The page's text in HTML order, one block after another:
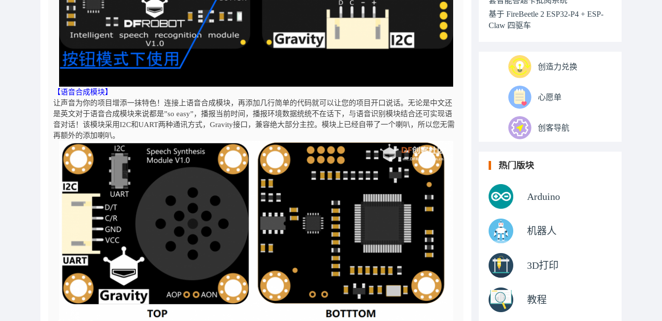
【语音合成模块】
让声音为你的项目增添一抹特色！连接上语音合成模块，再添加几行简单的代码就可以让您的项目开口说话。无论是中文还
是英文对于语音合成模块来说都是”so easy”，播报当前时间，播报环境数据统统不在话下，与语音识别模块结合还可实现语
音对话！该模块采用I2C和UART两种通讯方式，Gravity接口，兼容绝大部分主控。模块上已经自带了一个喇叭，所以您无需
再额外的添加喇叭。
基于 FireBeetle 2 ESP32-P4 + ESP-
Claw 四驱车
创造力兑换
心愿单
创客导航
热门版块
Arduino
机器人
3D打印
教程